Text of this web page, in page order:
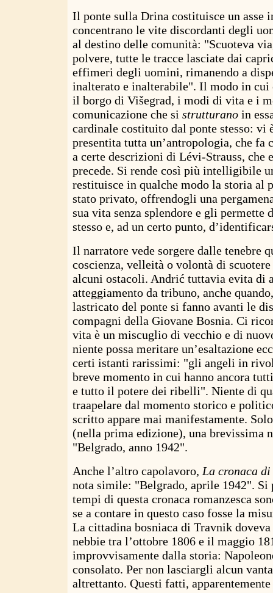
Il ponte sulla Drina costituisce un asse
concentrano le vite discordanti degli
al destino delle comunità: "Scuoteva
polvere, tutte le tracce lasciate dai
effimeri degli uomini, rimanendo a
inalterato e inalterabile". Il modo in cui
il borgo di Višegrad, i modi di vita e i
comunicazione che si strutturano in
cardinale costituito dal ponte stesso: vi
presentita tutta un’antropologia, che fa
a certe descrizioni di Lévi-Strauss, che
precede. Si rende così più intelligibile
restituisce in qualche modo la storia al
stato privato, offrendogli una
sua vita senza splendore e gli permette
stesso e, ad un certo punto,
Il narratore vede sorgere dalle tenebre
coscienza, velleità o volontà di
alcuni ostacoli. Andrić tuttavia evita di
atteggiamento da tribuno, anche
lastricato del ponte si fanno avanti le
compagni della Giovane Bosnia. Ci
vita è un miscuglio di vecchio e di
niente possa meritare un’esaltazione
certi istanti rarissimi: "gli angeli in
breve momento in cui hanno ancora
e tutto il potere dei ribelli". Niente di
traapelare dal momento storico e
scritto appare mai manifestamente.
(nella prima edizione), una brevissima
"Belgrado, anno 1942".
Anche l’altro capolavoro, La cronaca
nota simile: "Belgrado, aprile 1942". Si
tempi di questa cronaca romanzesca
se a contare in questo caso fosse la
La cittadina bosniaca di Travnik
nebbie tra l’ottobre 1806 e il maggio
improvvisamente dalla storia:
consolato. Per non lasciargli alcun
altrettanto. Questi fatti,